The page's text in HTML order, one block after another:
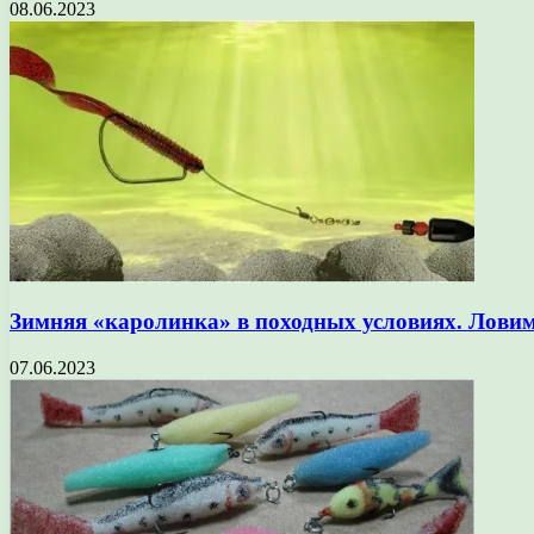
08.06.2023
Зимняя «каролинка» в походных условиях.
07.06.2023